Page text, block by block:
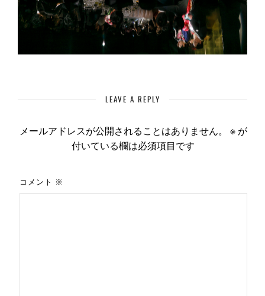
LEAVE A REPLY
メールアドレスが公開されることはありません。 ※が
付いている欄は必須項目です
コメント ※